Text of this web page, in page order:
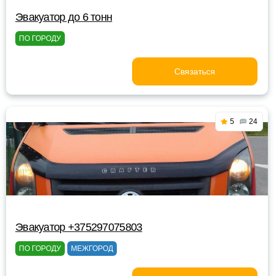
Эвакуатор до 6 тонн
ПО ГОРОДУ
Связаться
5 24
Эвакуатор +375297075803
ПО ГОРОДУ МЕЖГОРОД